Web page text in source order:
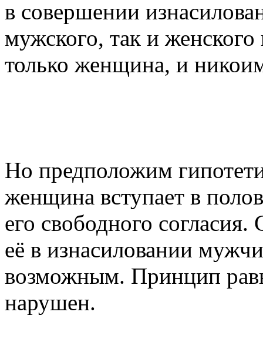
в совершении
мужского, так и
только женщина, и
Но предположим
женщина вступает в
его свободного
её в изнасиловании
возможным. Принцип
нарушен.